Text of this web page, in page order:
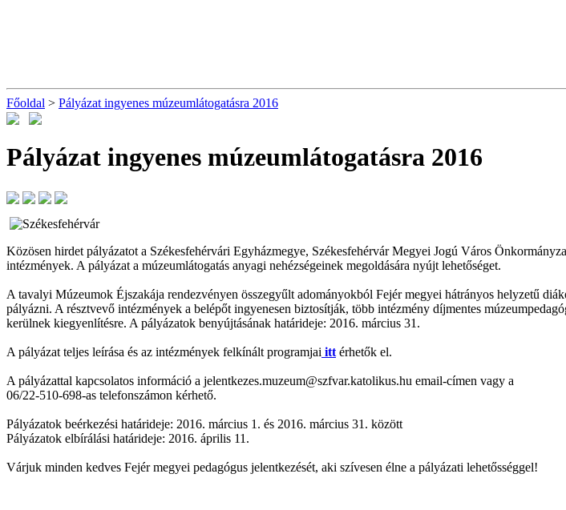
Főoldal > Pályázat ingyenes múzeumlátogatásra 2016
Pályázat ingyenes múzeumlátogatásra 2016
Közösen hirdet pályázatot a Székesfehérvári Egyházmegye, Székesfehérvár Megyei Jogú Város
intézmények. A pályázat a múzeumlátogatás anyagi nehézségeinek megoldására nyújt lehetőséget.
A tavalyi Múzeumok Éjszakája rendezvényen összegyűlt adományokból Fejér megyei hátrányos helyzetű
pályázni. A résztvevő intézmények a belépőt ingyenesen biztosítják, több intézmény díjmentes
kerülnek kiegyenlítésre. A pályázatok benyújtásának határideje: 2016. március 31.
A pályázat teljes leírása és az intézmények felkínált programjai itt érhetők el.
A pályázattal kapcsolatos információ a jelentkezes.muzeum@szfvar.katolikus.hu email-címen vagy a
06/22-510-698-as telefonszámon kérhető.
Pályázatok beérkezési határideje: 2016. március 1. és 2016. március 31. között
Pályázatok elbírálási határideje: 2016. április 11.
Várjuk minden kedves Fejér megyei pedagógus jelentkezését, aki szívesen élne a pályázati lehetősséggel!